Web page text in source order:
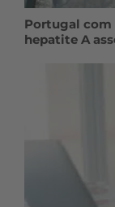
Portugal com
hepatite A